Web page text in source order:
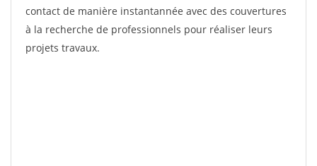
contact de manière instantannée avec des couvertures
à la recherche de professionnels pour réaliser leurs
projets travaux.